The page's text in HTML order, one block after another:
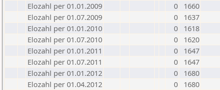
Elozahl per 01.01.2009
0
1660
Elozahl per 01.07.2009
0
1637
Elozahl per 01.01.2010
0
1618
Elozahl per 01.07.2010
0
1620
Elozahl per 01.01.2011
0
1647
Elozahl per 01.07.2011
0
1647
Elozahl per 01.01.2012
0
1680
Elozahl per 01.04.2012
0
1680